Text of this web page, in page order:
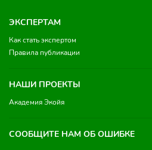
ЭКСПЕРТАМ
Как стать экспертом
Правила публикации
НАШИ ПРОЕКТЫ
Академия Экойя
СООБЩИТЕ НАМ ОБ ОШИБКЕ